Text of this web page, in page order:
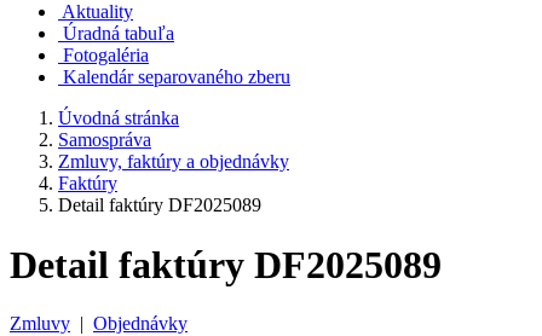
Aktuality
Úradná tabuľa
Fotogaléria
Kalendár separovaného zberu
Úvodná stránka
Samospráva
Zmluvy, faktúry a objednávky
Faktúry
Detail faktúry DF2025089
Detail faktúry DF2025089
Zmluvy | Objednávky